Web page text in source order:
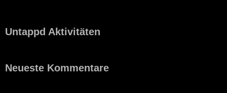
Untappd Aktivitäten
Neueste Kommentare